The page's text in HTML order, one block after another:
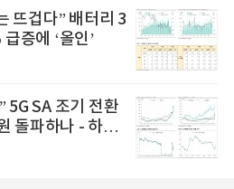
뜨겁다” 배터리 3
증에 ‘올인’
5G SA 조기 전환
돌파하나 - 하나